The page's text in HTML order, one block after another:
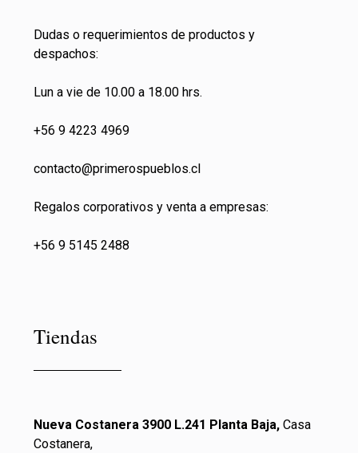
Dudas o requerimientos de productos y
despachos:
Lun a vie de 10.00 a 18.00 hrs.
+56 9 4223 4969
contacto@primerospueblos.cl
Regalos corporativos y venta a empresas:
+56 9 5145 2488
Tiendas
Nueva Costanera 3900 L.241 Planta Baja, Casa
Costanera,